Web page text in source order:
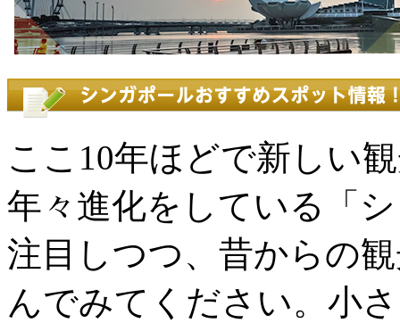
ここ10年ほどで新しい
年々進化をしている「
注目しつつ、昔からの
んでみてください。小